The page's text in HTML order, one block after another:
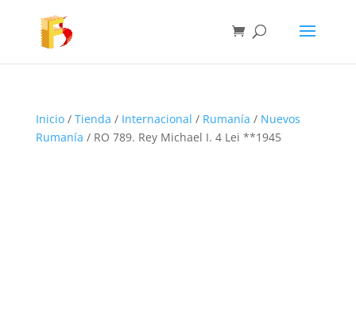
Inicio/ Tienda / Internacional / Rumanía / Nuevos
Rumanía / RO 789. Rey Michael I. 4 Lei **1945